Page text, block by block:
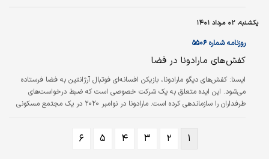
یکشنبه، ۰۲ مرداد ۱۴۰۱
روزنامه شماره ۵۵۰۶
کفش‌های مارادونا در فضا
ايسنا: کفش‌های دیگو مارادونا، بازیکن افسانه‌ای فوتبال آرژانتین به فضا فرستاده
می‌شود. این ایده متعلق به یک شرکت خصوصی است که ضبط درخواست‌های
طرفداران را سازماندهی کرده است. مارادونا در نوامبر ۲۰۲۰ در یک مجتمع مسکونی
چند هفته قبل از آن تحت عمل جراحی مغز قرار گرفته بود. به گفته محققان،
اشتباهات بزرگی در مراقبت از مارادونا که به‌شدت بیمار بود، صورت گرفته بود.
۱ ۲ ۳ ۴ ۵ ۶